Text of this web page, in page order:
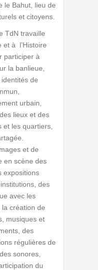
le Bahut, lieu de
et citoyens.
TdN travaille
et à l’Histoire
participer à
la banlieue,
de
urbain,
lieux et des
les quartiers,
et de
en scène des
expositions
des
avec les
création de
musiques et
des
régulières de
sonores,
du